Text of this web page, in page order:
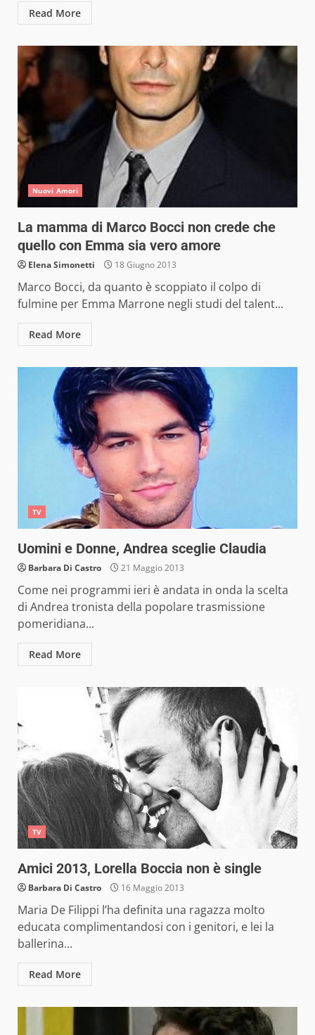
Read More
Nuovi Amori
La mamma di Marco Bocci non crede che
quello con Emma sia vero amore
Elena Simonetti 18 Giugno 2013
Marco Bocci, da quanto è scoppiato il colpo di
fulmine per Emma Marrone negli studi del talent...
Read More
TV
Uomini e Donne, Andrea sceglie Claudia
Barbara Di Castro 21 Maggio 2013
Come nei programmi ieri è andata in onda la scelta
di Andrea tronista della popolare trasmissione
pomeridiana...
Read More
TV
Amici 2013, Lorella Boccia non è single
Barbara Di Castro 16 Maggio 2013
Maria De Filippi l’ha definita una ragazza molto
educata complimentandosi con i genitori, e lei la
ballerina...
Read More